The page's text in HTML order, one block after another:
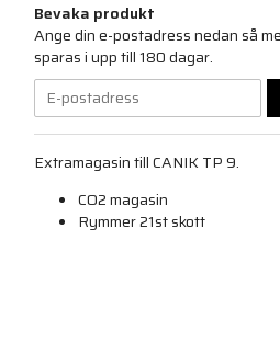
Bevaka produkt
Ange din e-postadress nedan så
sparas i upp till 180 dagar.
Extramagasin till CANIK TP 9.
CO2 magasin
Rymmer 21st skott